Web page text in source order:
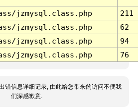
jzmysql.class.php
211
jzmysql.class.php
62
jzmysql.class.php
94
jzmysql.class.php 76
错信息详细记录, 由此给您带来的访问不便我
们深感歉意.